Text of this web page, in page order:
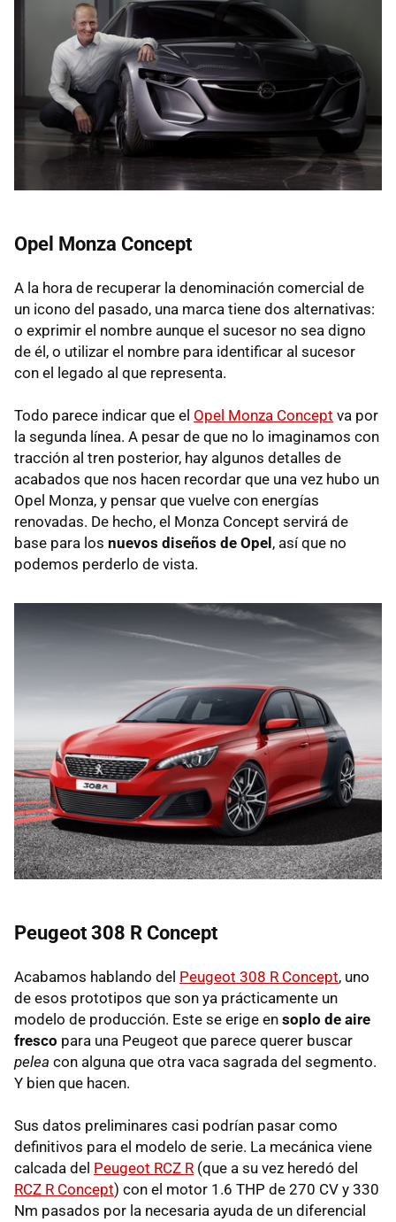
Opel Monza Concept
A la hora de recuperar la denominación comercial de
un icono del pasado, una marca tiene dos alternativas:
o exprimir el nombre aunque el sucesor no sea digno
de él, o utilizar el nombre para identificar al sucesor
con el legado al que representa.
Todo parece indicar que el Opel Monza Concept va por
la segunda línea. A pesar de que no lo imaginamos con
tracción al tren posterior, hay algunos detalles de
acabados que nos hacen recordar que una vez hubo un
Opel Monza, y pensar que vuelve con energías
renovadas. De hecho, el Monza Concept servirá de
base para los nuevos diseños de Opel, así que no
podemos perderlo de vista.
Peugeot 308 R Concept
Acabamos hablando del Peugeot 308 R Concept, uno
de esos prototipos que son ya prácticamente un
modelo de producción. Este se erige en soplo de aire
fresco para una Peugeot que parece querer buscar
pelea con alguna que otra vaca sagrada del segmento.
Y bien que hacen.
Sus datos preliminares casi podrían pasar como
definitivos para el modelo de serie. La mecánica viene
calcada del Peugeot RCZ R (que a su vez heredó del
RCZ R Concept) con el motor 1.6 THP de 270 CV y 330
Nm pasados por la necesaria ayuda de un diferencial